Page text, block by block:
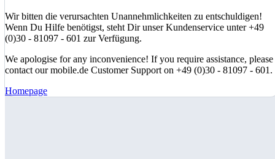
Wir bitten die verursachten Unannehmlichkeiten zu entschuldigen!
Wenn Du Hilfe benötigst, steht Dir unser Kundenservice unter +49
(0)30 - 81097 - 601 zur Verfügung.
We apologise for any inconvenience! If you require assistance, please
contact our mobile.de Customer Support on +49 (0)30 - 81097 - 601.
Homepage